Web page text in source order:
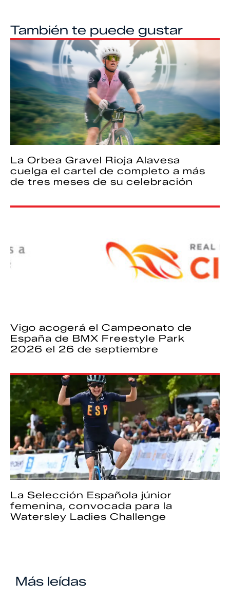
También te puede gustar
La Orbea Gravel Rioja Alavesa
cuelga el cartel de completo a más
de tres meses de su celebración
Vigo acogerá el Campeonato de
España de BMX Freestyle Park
2026 el 26 de septiembre
La Selección Española júnior
femenina, convocada para la
Watersley Ladies Challenge
Más leídas